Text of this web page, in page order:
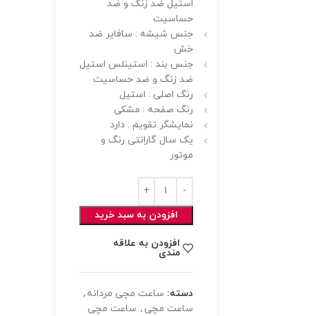
استیل ضد زنگ و ضد
حساسیت
جنس شیشه : سافایر ضد
خش
جنس بند : استینلس استیل
ضد زنگ و ضد حساسیت
رنگ اصلی : استیل
رنگ صفحه : مشکی
نمایشگر تقویم : دارد
یک سال گارانتی رنگ و
موتور
افزودن به سبد خرید
افزودن به علاقه
مندی
دسته: ساعت مچی مردانه ,
ساعت مچی , ساعت مچی